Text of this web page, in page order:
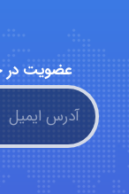
عضویت در